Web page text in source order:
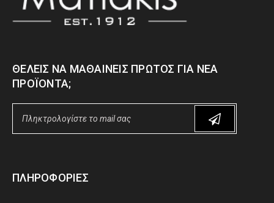
ΘΈΛΕΙΣ ΝΑ ΜΑΘΑΊΝΕΙΣ ΠΡΏΤΟΣ ΓΙΑ ΝΈΑ
ΠΡΟΪΌΝΤΑ;
ΠΛΗΡΟΦΟΡΊΕΣ